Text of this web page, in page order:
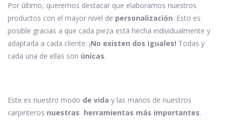
Por último, queremos destacar que elaboramos nuestros
productos con el mayor nivel de personalización. Esto es
posible gracias a que cada pieza está hecha individualmente y
adaptada a cada cliente. ¡No existen dos iguales! Todas y
cada una de ellas son únicas.
Este es nuestro modo de vida y las manos de nuestros
carpinteros nuestras herramientas más importantes.